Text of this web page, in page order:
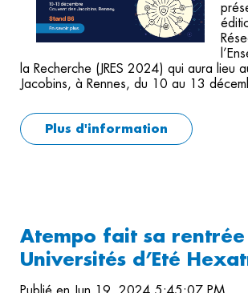
la Recherche (JRES 2024) qui aura lieu
Jacobins, à Rennes, du 10 au 13
Plus d'information
Atempo fait sa
Universités d’Eté